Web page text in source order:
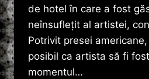
de hotel în care a fost
neînsufleţit al artistei,
Potrivit presei
posibil ca artista să fi
momentul…